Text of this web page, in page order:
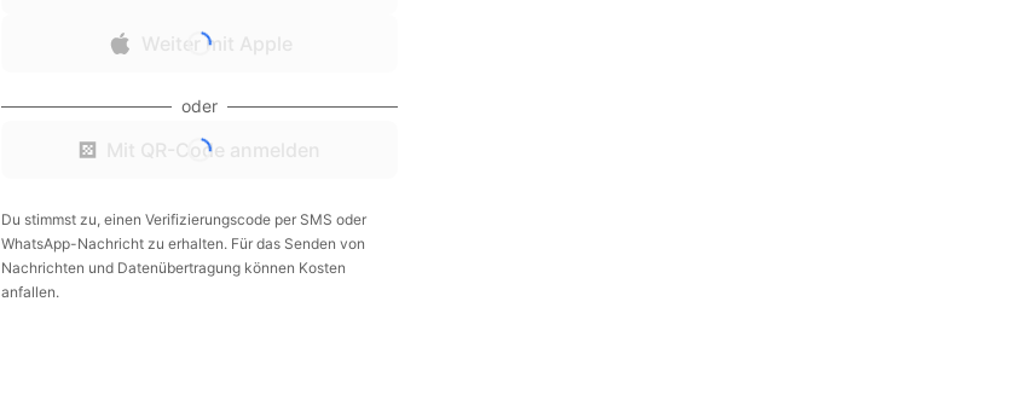
Weiter mit Apple
oder
Mit QR-Code anmelden
Du stimmst zu, einen Verifizierungscode per SMS oder
WhatsApp-Nachricht zu erhalten. Für das Senden von
Nachrichten und Datenübertragung können Kosten
anfallen.